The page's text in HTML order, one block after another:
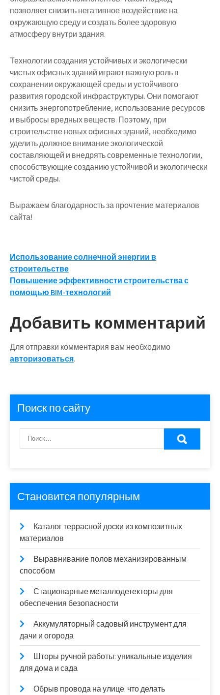
позволяет снизить негативное воздействие на
окружающую среду и создать более здоровую
атмосферу внутри здания.
Технологии создания устойчивых и экологически
чистых офисных зданий играют важную роль в
сохранении окружающей среды и устойчивого
развития городской инфраструктуры. Они помогают
снизить энергопотребление, использование ресурсов
и выбросы вредных веществ. Поэтому, при
строительстве новых офисных зданий, необходимо
уделить должное внимание экологической
составляющей и внедрять современные технологии,
способствующие созданию устойчивой и экологически
чистой среды.
Выражаем благодарность за прочтение материалов
сайта!
Навигация
по
записям
Использование солнечной энергии в
строительстве
Повышение эффективности строительства с
помощью BIM-технологий
Добавить комментарий
Для отправки комментария вам необходимо
авторизоваться.
Поиск по сайту
Становится популярным
Каталог террасной доски из композитных
материалов
Выравнивание полов механизированным
способом
Стационарные металлодетекторы для
обеспечения безопасности
Аккумуляторный садовый инструмент для
дачи и огорода
Шторы ручной работы: уникальные изделия
для дома и сада
Обрыв провода на улице: что делать